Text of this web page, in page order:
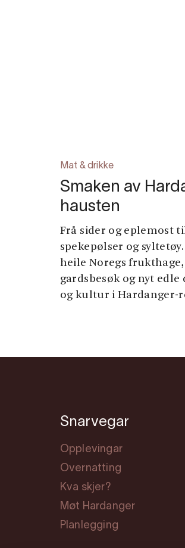
Mat & drikke
Smaken av
hausten
Frå sider og eplemost
spekepølser og
heile Noregs
gardsbesøk og nyt
og kultur i Hardanger-
Snarvegar
Opplevingar
Overnatting
Kva skjer?
Møt Hardanger
Planlegging